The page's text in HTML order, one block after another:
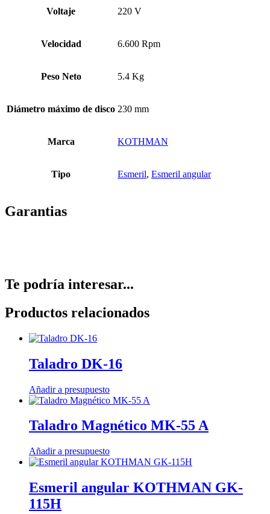
Voltaje 220 V
Velocidad 6.600 Rpm
Peso Neto 5.4 Kg
Diámetro máximo de disco 230 mm
Marca KOTHMAN
Tipo Esmeril, Esmeril angular
Garantias
Te podría interesar...
Productos relacionados
Taladro DK-16
Añadir a presupuesto
Taladro Magnético MK-55 A
Añadir a presupuesto
Esmeril angular KOTHMAN GK-
115H